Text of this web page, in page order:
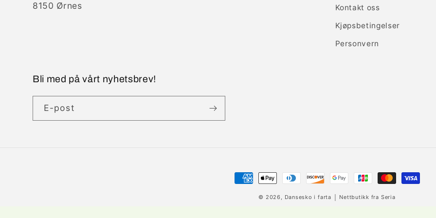
8150 Ørnes
Kontakt oss
Kjøpsbetingelser
Personvern
Bli med på vårt nyhetsbrev!
E-post
Betalingsmåter
© 2026, Dansesko i farta │ Nettbutikk fra Seria